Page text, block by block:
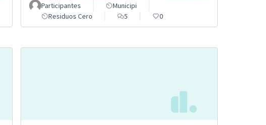
Participantes
Municipi
Residuos Cero
5 0